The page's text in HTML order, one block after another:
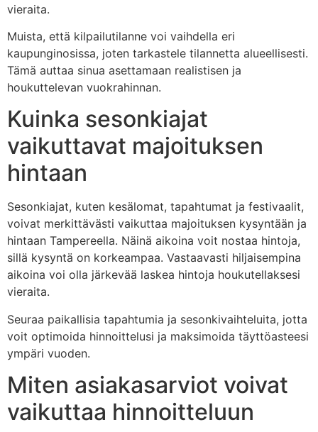
vieraita.
Muista, että kilpailutilanne voi vaihdella eri
kaupunginosissa, joten tarkastele tilannetta alueellisesti.
Tämä auttaa sinua asettamaan realistisen ja
houkuttelevan vuokrahinnan.
Kuinka sesonkiajat
vaikuttavat majoituksen
hintaan
Sesonkiajat, kuten kesälomat, tapahtumat ja festivaalit,
voivat merkittävästi vaikuttaa majoituksen kysyntään ja
hintaan Tampereella. Näinä aikoina voit nostaa hintoja,
sillä kysyntä on korkeampaa. Vastaavasti hiljaisempina
aikoina voi olla järkevää laskea hintoja houkutellaksesi
vieraita.
Seuraa paikallisia tapahtumia ja sesonkivaihteluita, jotta
voit optimoida hinnoittelusi ja maksimoida täyttöasteesi
ympäri vuoden.
Miten asiakasarviot voivat
vaikuttaa hinnoitteluun